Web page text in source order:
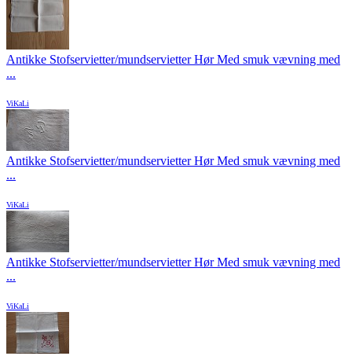
Antikke Stofservietter/mundservietter Hør Med smuk vævning med
...
ViKaLi
Antikke Stofservietter/mundservietter Hør Med smuk vævning med
...
ViKaLi
Antikke Stofservietter/mundservietter Hør Med smuk vævning med
...
ViKaLi